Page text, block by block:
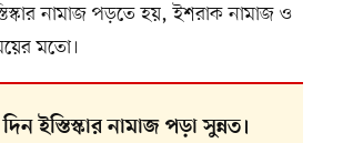
নামাজ পড়তে হয়, ইশরাক নামাজ ও
মতো।
ইস্তিস্কার নামাজ পড়া সুন্নত।